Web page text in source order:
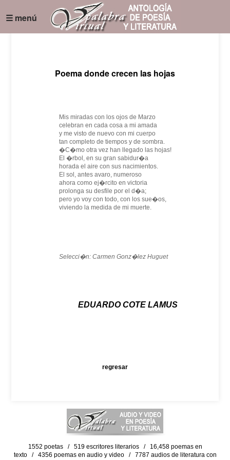
☰ menú
Poema donde crecen las hojas
Mis miradas con los ojos de Marzo
celebran en cada cosa a mi amada
y me visto de nuevo con mi cuerpo
tan completo de tiempos y de sombra.
�C�mo otra vez han llegado las hojas!
El �rbol, en su gran sabidur�a
horada el aire con sus nacimientos.
El sol, antes avaro, numeroso
ahora como ej�rcito en victoria
prolonga su desfile por el d�a;
pero yo voy con todo, con los sue�os,
viviendo la medida de mi muerte.
Selecci�n: Carmen Gonz�lez Huguet
EDUARDO COTE LAMUS
regresar
1552 poetas / 519 escritores literarios / 16,458 poemas en
texto / 4356 poemas en audio y video / 7787 audios de literatura con